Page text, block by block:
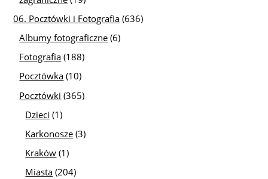
06. Pocztówki i Fotografia (636)
Albumy fotograficzne (6)
Fotografia (188)
Pocztówka (10)
Pocztówki (365)
Dzieci (1)
Karkonosze (3)
Kraków (1)
Miasta (204)